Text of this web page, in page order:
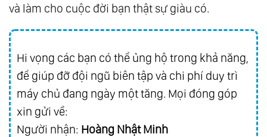
và làm cho cuộc đời bạn thật sự giàu có.
Hi vọng các bạn có thể ủng hộ trong khả năng,
để giúp đỡ đội ngũ biên tập và chi phí duy trì
máy chủ đang ngày một tăng. Mọi đóng góp
xin gửi về:
Người nhận: Hoàng Nhật Minh